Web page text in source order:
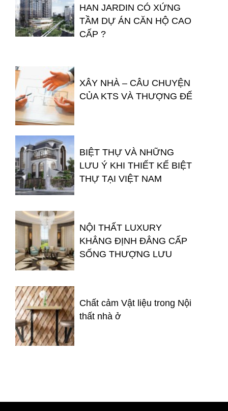
HAN JARDIN CÓ XỨNG
TẦM DỰ ÁN CĂN HỘ CAO
CẤP ?
XÂY NHÀ – CÂU CHUYỆN
CỦA KTS VÀ THƯỢNG ĐẾ
BIỆT THỰ VÀ NHỮNG
LƯU Ý KHI THIẾT KẾ BIỆT
THỰ TẠI VIỆT NAM
NỘI THẤT LUXURY
KHẲNG ĐỊNH ĐẲNG CẤP
SỐNG THƯỢNG LƯU
Chất cảm Vật liệu trong Nội
thất nhà ở